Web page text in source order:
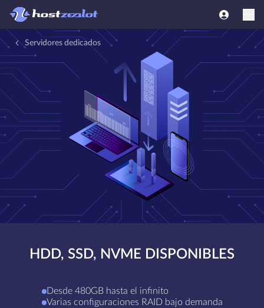
Servidores dedicados
HDD, SSD, NVME DISPONIBLES
Desde 480GB hasta el infinito
Varias configuraciones RAID bajo demanda